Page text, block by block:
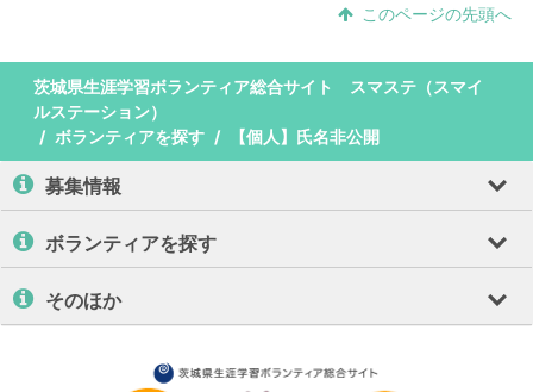
このページの先頭へ
茨城県生涯学習ボランティア総合サイト スマステ（スマイ
ルステーション）
ボランティアを探す
【個人】氏名非公開
募集情報
ボランティアを探す
そのほか